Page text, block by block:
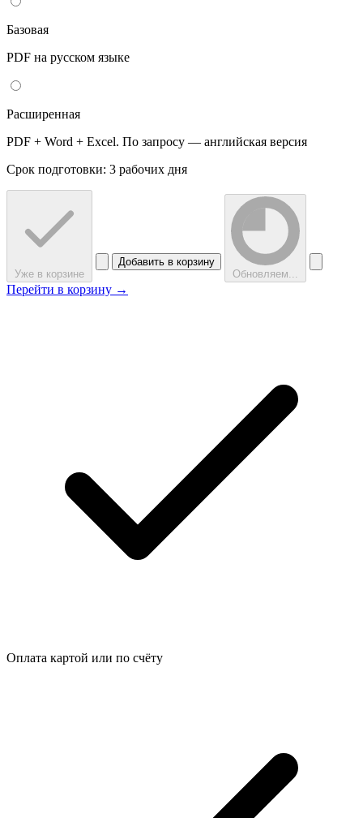
Базовая
PDF на русском языке
Расширенная
PDF + Word + Excel. По запросу — английская версия
Срок подготовки: 3 рабочих дня
Уже в корзине
Добавить в корзину
Обновляем...
Перейти в корзину →
Оплата картой или по счёту